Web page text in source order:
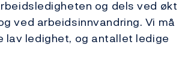
og dels ved økt
ved arbeidsinnvandring. Vi må
lav ledighet, og antallet ledige